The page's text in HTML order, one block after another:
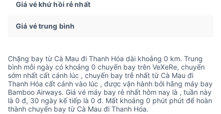
Giá vé khứ hồi rẻ nhất
Giá vé trung bình
Chặng bay từ Cà Mau đi Thanh Hóa dài khoảng 0 km. Trung
bình mỗi ngày có khoảng 0 chuyến bay trên VeXeRe, chuyến
sớm nhất cất cánh lúc , chuyến bay trễ nhất từ Cà Mau đi
Thanh Hóa cất cánh vào lúc , được vận hành bởi hãng máy bay
Bamboo Airways. Giá vé máy bay rẻ nhất hôm nay là , tuần này
là 0 đ, 30 ngày kế tiếp là 0 đ. Mất khoảng 0 phút phút để hoàn
thành chuyến bay từ Cà Mau đi Thanh Hóa.